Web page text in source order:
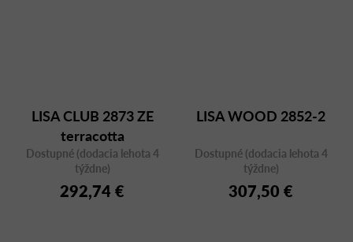
LISA CLUB 2873 ZE
terracotta
Dostupné (dodacia lehota 4
týždne)
292,74 €
LISA WOOD 2852-2
Dostupné (dodacia lehota 4
týždne)
307,50 €